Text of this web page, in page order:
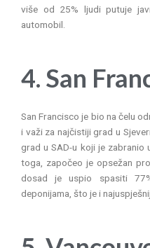
više od 25% ljudi putuje
automobil.
4. San
San Francisco je bio na čelu
i važi za najčistiji grad u
grad u SAD-u koji je
toga, započeo je opsežan
dosad je uspio spasiti
deponijama, što je i